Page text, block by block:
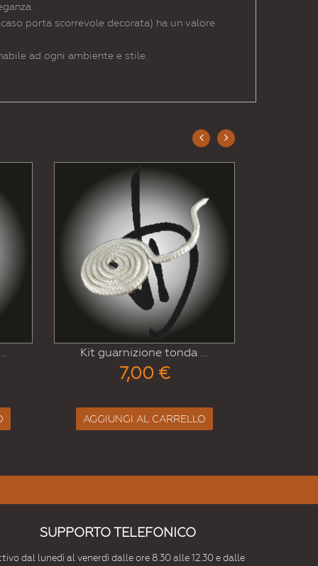
porta scorrevole decorata) ha un valore
ad ogni ambiente e stile.
tonda ...
AL CARRELLO
Kit guarnizione tonda ...
AGGIUNGI AL CARRELLO
SUPPORTO TELEFONICO
dal lunedì al venerdì dalle ore 8.30 alle 12.30 e dalle